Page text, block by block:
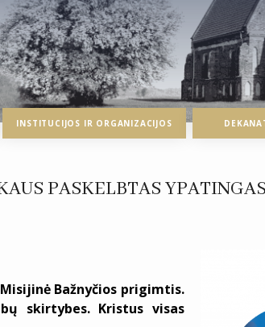
INSTITUCIJOS IR ORGANIZACIJOS
PASKELBTAS
Bažnyčios prigimtis.
skirtybes. Kristus visas